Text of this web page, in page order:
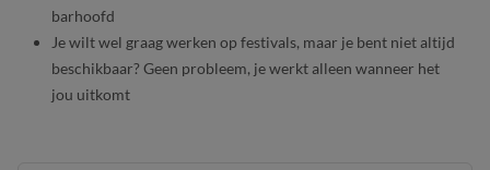
barhoofd
Je wilt wel graag werken op festivals, maar je bent niet altijd
beschikbaar? Geen probleem, je werkt alleen wanneer het
jou uitkomt